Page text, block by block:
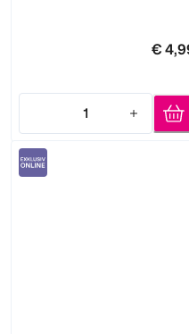
€
1
Quantity: 1